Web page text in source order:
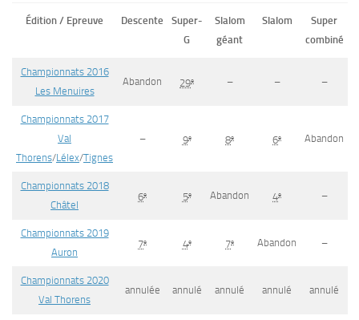
Édition / Epreuve Descente
Super-
G
Slalom
géant
Slalom
Super
combiné
Championnats 2016
Les Menuires
Abandon 29e – – –
Championnats 2017
Val
Thorens/Lélex/Tignes
– 9e 8e 6e Abandon
Championnats 2018
Châtel
6e 5e Abandon 4e –
Championnats 2019
Auron
7e 4e 7e Abandon –
Championnats 2020
Val Thorens
annulée annulé annulé annulé annulé